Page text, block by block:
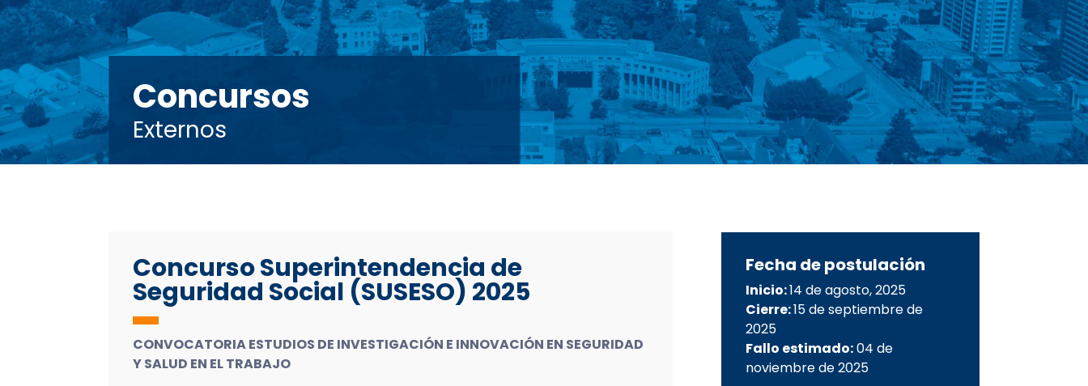
Concursos
Externos
Concurso Superintendencia de
Seguridad Social (SUSESO) 2025
CONVOCATORIA ESTUDIOS DE INVESTIGACIÓN E INNOVACIÓN EN SEGURIDAD
Y SALUD EN EL TRABAJO
Fecha de postulación
Inicio:14 de agosto, 2025
Cierre:15 de septiembre de
2025
Fallo estimado:04 de
noviembre de 2025